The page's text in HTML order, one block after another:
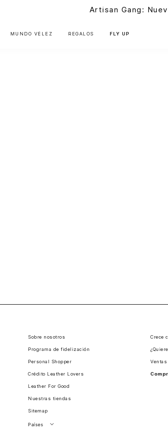
Artisan Gang:
MUNDO VÉLEZ REGALOS FLY UP
Sobre nosotros
Programa de fidelización
Personal Shopper
Crédito Leather Lovers
Leather For Good
Nuestras tiendas
Sitemap
Países
Crece